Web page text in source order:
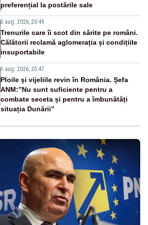
preferențial la postările sale
5 aug. 2026, 20:49
Trenurile care îi scot din sărite pe români.
Călătorii reclamă aglomerația și condițiile
insuportabile
5 aug. 2026, 20:47
Ploile și vijeliile revin în România. Șefa
ANM:”Nu sunt suficiente pentru a
combate seceta și pentru a îmbunătăți
situația Dunării”